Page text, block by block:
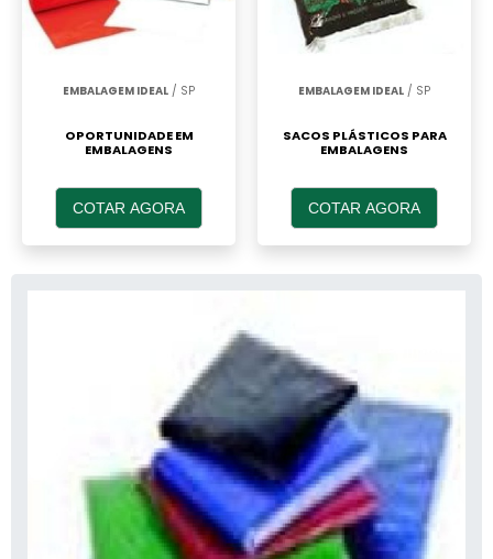
EMBALAGEM IDEAL / SP
OPORTUNIDADE EM
EMBALAGENS
COTAR AGORA
EMBALAGEM IDEAL / SP
SACOS PLÁSTICOS PARA
EMBALAGENS
COTAR AGORA